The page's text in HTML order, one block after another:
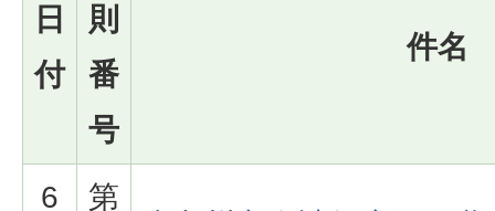
日
付
則
番
号
件名
6
第